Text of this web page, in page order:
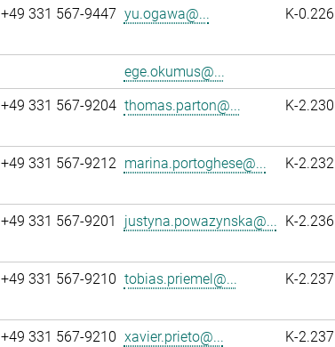
+49 331 567-9447 yu.ogawa@... K-0.226
ege.okumus@...
+49 331 567-9204 thomas.parton@... K-2.230
+49 331 567-9212 marina.portoghese@... K-2.232
+49 331 567-9201 justyna.powazynska@... K-2.236
+49 331 567-9210 tobias.priemel@... K-2.237
+49 331 567-9210 xavier.prieto@... K-2.237